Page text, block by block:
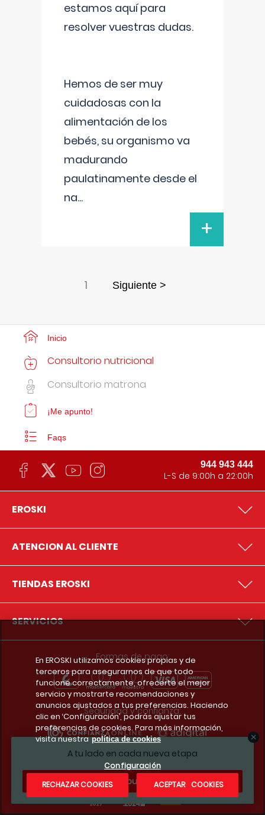
estamos aquí para
resolver vuestras dudas.
Hemos de ser muy
cuidadosas con la
alimentación de los
bebés, su organismo va
madurando
paulatinamente desde el
na...
+
1 Siguiente >
A tu lado en cada nueva etapa
¿Te apuntas?
Inicio
Consultorio nutricional
Consultorio matrona
¡Me apunto!
Faqs
944 943 444
L-S de 9:00h a 22:00h
EROSKI
ATENCION AL CLIENTE
TIENDAS EROSKI
SERVICIOS
Formas de pago:
Seguridad y confianza:
Premios y reconocimientos:
En EROSKI utilizamos cookies propias y de
terceros para asegurarnos de que todo
funcione correctamente, ofrecerte el mejor
servicio y mostrarte recomendaciones y
anuncios ajustados a tus preferencias. Haciendo
clic en ‘Configuración’, podrás ajustar tus
preferencias de cookies. Para más información,
visita nuestra política de cookies
Configuración
RECHAZAR COOKIES
ACEPTAR COOKIES